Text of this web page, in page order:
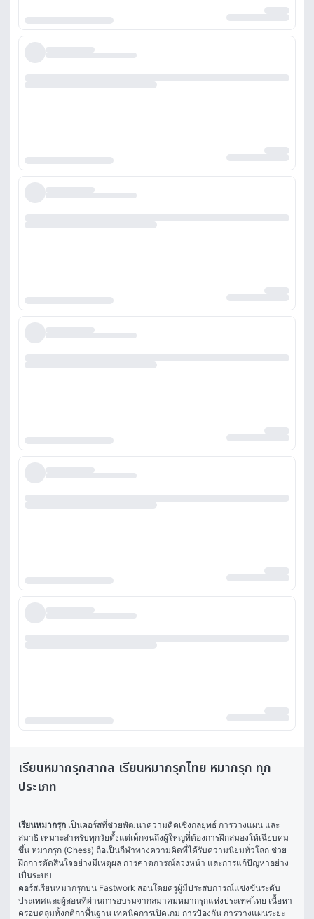
เรียนหมากรุกสากล เรียนหมากรุกไทย หมากรุก ทุก
ประเภท
เรียนหมากรุก เป็นคอร์สที่ช่วยพัฒนาความคิดเชิงกลยุทธ์ การวางแผน และ
สมาธิ เหมาะสำหรับทุกวัยตั้งแต่เด็กจนถึงผู้ใหญ่ที่ต้องการฝึกสมองให้เฉียบคม
ขึ้น หมากรุก (Chess) ถือเป็นกีฬาทางความคิดที่ได้รับความนิยมทั่วโลก ช่วย
ฝึกการตัดสินใจอย่างมีเหตุผล การคาดการณ์ล่วงหน้า และการแก้ปัญหาอย่าง
เป็นระบบ
คอร์สเรียนหมากรุกบน Fastwork สอนโดยครูผู้มีประสบการณ์แข่งขันระดับ
ประเทศและผู้สอนที่ผ่านการอบรมจากสมาคมหมากรุกแห่งประเทศไทย เนื้อหา
ครอบคลุมทั้งกติกาพื้นฐาน เทคนิคการเปิดเกม การป้องกัน การวางแผนระยะ